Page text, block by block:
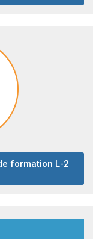
formation L-2